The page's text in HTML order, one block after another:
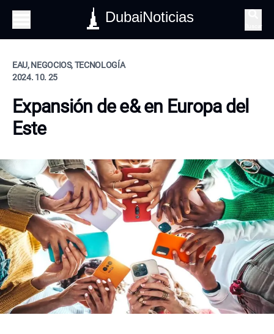
DubaiNoticias
EAU, NEGOCIOS, TECNOLOGÍA
2024. 10. 25
Expansión de e& en Europa del
Este